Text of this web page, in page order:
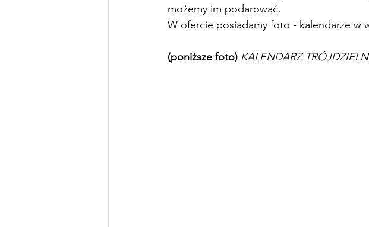
możemy im podarować.
W ofercie posiadamy foto - kalendarze w
(poniższe foto) KALENDARZ